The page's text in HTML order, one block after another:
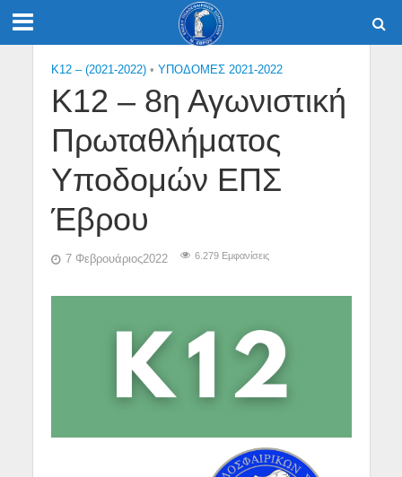
K12 – (2021-2022) • ΥΠΟΔΟΜΕΣ 2021-2022
Κ12 – 8η Αγωνιστική
Πρωταθλήματος
Υποδομών ΕΠΣ
Έβρου
7 Φεβρουάριος2022 6.279 Εμφανίσεις